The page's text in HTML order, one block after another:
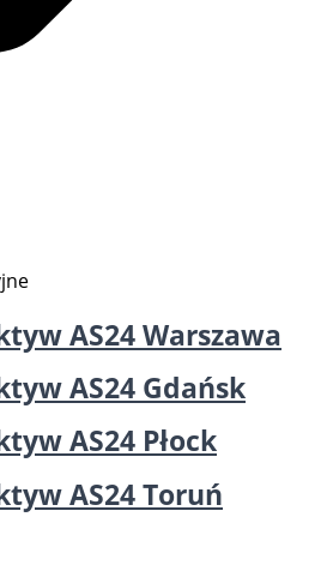
AS24 Warszawa
AS24 Gdańsk
AS24 Płock
AS24 Toruń